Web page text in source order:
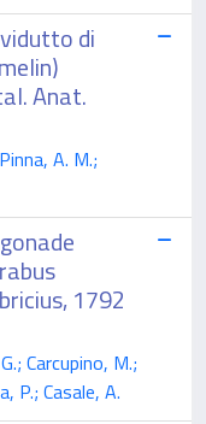
di
Anat.
A. M.;
1792
Carcupino, M.;
P.; Casale, A.